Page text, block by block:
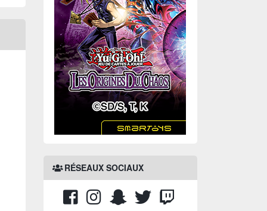
RÉSEAUX SOCIAUX